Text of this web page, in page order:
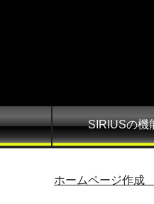
SIRIUSの機
ホームページ作成